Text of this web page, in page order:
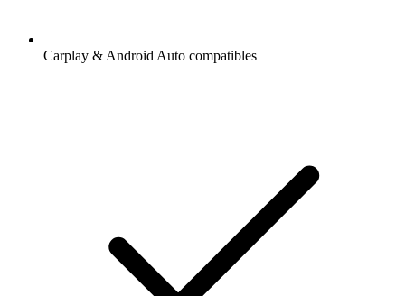
Carplay & Android Auto compatibles